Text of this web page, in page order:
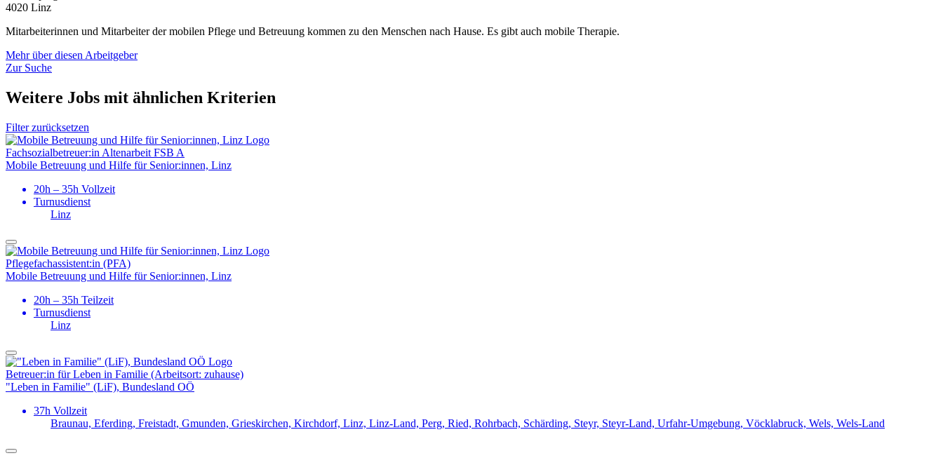
4020 Linz
Mitarbeiterinnen und Mitarbeiter der mobilen Pflege und Betreuung kommen zu den Menschen nach Hause. Es gibt auch mobile Therapie.
Mehr über diesen Arbeitgeber
Zur Suche
Weitere Jobs mit ähnlichen Kriterien
Filter zurücksetzen
Fach­sozial­­betreuer:in Altenarbeit FSB A
Mobile Betreuung und Hilfe für Senior:innen, Linz
20h – 35h Vollzeit
Turnusdienst
Linz
Pflegefach­assistent:in (PFA)
Mobile Betreuung und Hilfe für Senior:innen, Linz
20h – 35h Teilzeit
Turnusdienst
Linz
Betreuer:in für Leben in Familie (Arbeitsort: zuhause)
"Leben in Familie" (LiF), Bundesland OÖ
37h Vollzeit
Braunau, Eferding, Freistadt, Gmunden, Grieskirchen, Kirchdorf, Linz, Linz-Land, Perg, Ried, Rohrbach, Schärding, Steyr, Steyr-Land, Urfahr-Umgebung, Vöcklabruck, Wels, Wels-Land